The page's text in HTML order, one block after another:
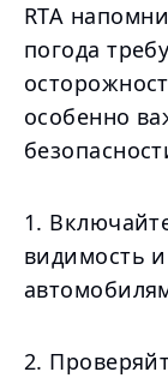
RTA
погода
особенно
1.
видимость
2.